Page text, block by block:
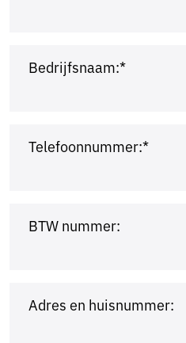
Bedrijfsnaam:*
Telefoonnummer:*
BTW nummer:
Adres en huisnummer: